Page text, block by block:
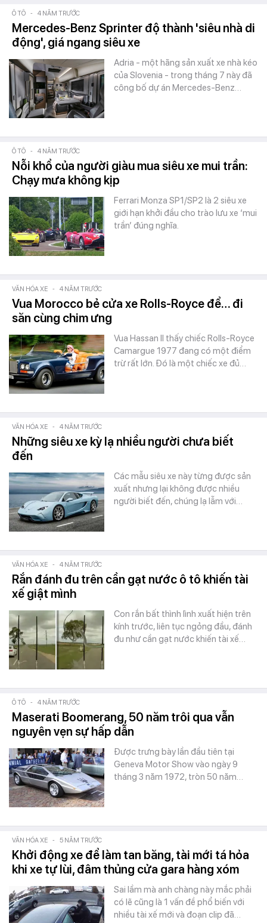
Ô TÔ - 4 NĂM TRƯỚC
Mercedes-Benz Sprinter độ thành 'siêu nhà di
động', giá ngang siêu xe
Adria - một hãng sản xuất xe nhà kéo
của Slovenia - trong tháng 7 này đã
công bố dự án Mercedes-Benz…
Ô TÔ - 4 NĂM TRƯỚC
Nỗi khổ của người giàu mua siêu xe mui trần:
Chạy mưa không kịp
Ferrari Monza SP1/SP2 là 2 siêu xe
giới hạn khởi đầu cho trào lưu xe ‘mui
trần’ đúng nghĩa.
VĂN HÓA XE - 4 NĂM TRƯỚC
Vua Morocco bẻ cửa xe Rolls-Royce để… đi
săn cùng chim ưng
Vua Hassan II thấy chiếc Rolls-Royce
Camargue 1977 đang có một điểm
trừ rất lớn. Đó là một chiếc xe đủ…
VĂN HÓA XE - 4 NĂM TRƯỚC
Những siêu xe kỳ lạ nhiều người chưa biết
đến
Các mẫu siêu xe này từng được sản
xuất nhưng lại không được nhiều
người biết đến, chúng lạ lẫm với…
VĂN HÓA XE - 4 NĂM TRƯỚC
Rắn đánh đu trên cần gạt nước ô tô khiến tài
xế giật mình
Con rắn bất thình lình xuất hiện trên
kính trước, liên tục ngỏng đầu, đánh
đu như cần gạt nước khiến tài xế…
Ô TÔ - 4 NĂM TRƯỚC
Maserati Boomerang, 50 năm trôi qua vẫn
nguyên vẹn sự hấp dẫn
Được trưng bày lần đầu tiên tại
Geneva Motor Show vào ngày 9
tháng 3 năm 1972, tròn 50 năm…
VĂN HÓA XE - 5 NĂM TRƯỚC
Khởi động xe để làm tan băng, tài mới tá hỏa
khi xe tự lùi, đâm thủng cửa gara hàng xóm
Sai lầm mà anh chàng này mắc phải
có lẽ cũng là 1 vấn đề phổ biến với
nhiều tài xế mới và đoạn clip đã…